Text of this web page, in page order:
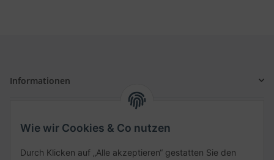
Informationen
Wie wir Cookies & Co nutzen
Durch Klicken auf „Alle akzeptieren“ gestatten Sie den